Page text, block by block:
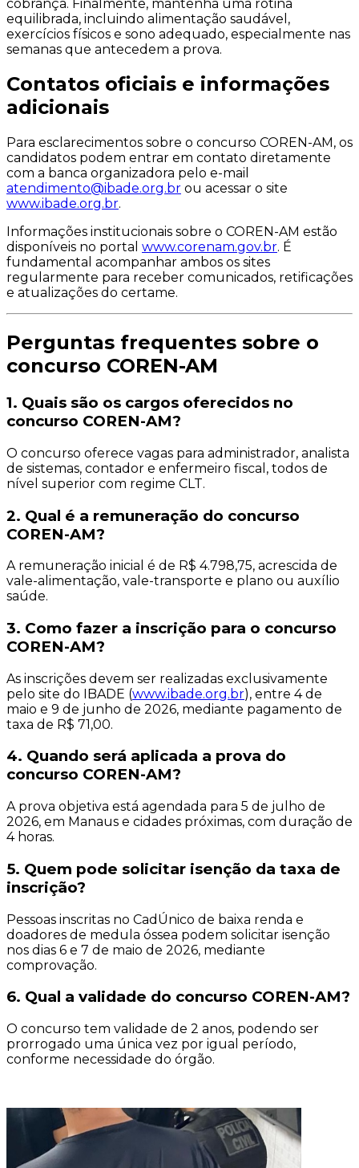
cobrança. Finalmente, mantenha uma rotina
equilibrada, incluindo alimentação saudável,
exercícios físicos e sono adequado, especialmente nas
semanas que antecedem a prova.
Contatos oficiais e informações
adicionais
Para esclarecimentos sobre o concurso COREN-AM, os
candidatos podem entrar em contato diretamente
com a banca organizadora pelo e-mail
atendimento@ibade.org.br ou acessar o site
www.ibade.org.br.
Informações institucionais sobre o COREN-AM estão
disponíveis no portal www.corenam.gov.br. É
fundamental acompanhar ambos os sites
regularmente para receber comunicados, retificações
e atualizações do certame.
Perguntas frequentes sobre o
concurso COREN-AM
1. Quais são os cargos oferecidos no
concurso COREN-AM?
O concurso oferece vagas para administrador, analista
de sistemas, contador e enfermeiro fiscal, todos de
nível superior com regime CLT.
2. Qual é a remuneração do concurso
COREN-AM?
A remuneração inicial é de R$ 4.798,75, acrescida de
vale-alimentação, vale-transporte e plano ou auxílio
saúde.
3. Como fazer a inscrição para o concurso
COREN-AM?
As inscrições devem ser realizadas exclusivamente
pelo site do IBADE (www.ibade.org.br), entre 4 de
maio e 9 de junho de 2026, mediante pagamento de
taxa de R$ 71,00.
4. Quando será aplicada a prova do
concurso COREN-AM?
A prova objetiva está agendada para 5 de julho de
2026, em Manaus e cidades próximas, com duração de
4 horas.
5. Quem pode solicitar isenção da taxa de
inscrição?
Pessoas inscritas no CadÚnico de baixa renda e
doadores de medula óssea podem solicitar isenção
nos dias 6 e 7 de maio de 2026, mediante
comprovação.
6. Qual a validade do concurso COREN-AM?
O concurso tem validade de 2 anos, podendo ser
prorrogado uma única vez por igual período,
conforme necessidade do órgão.